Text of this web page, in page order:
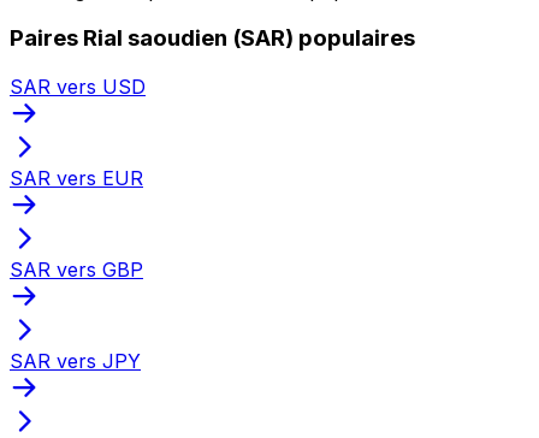
Paires Rial saoudien (SAR) populaires
SAR vers USD
SAR vers EUR
SAR vers GBP
SAR vers JPY